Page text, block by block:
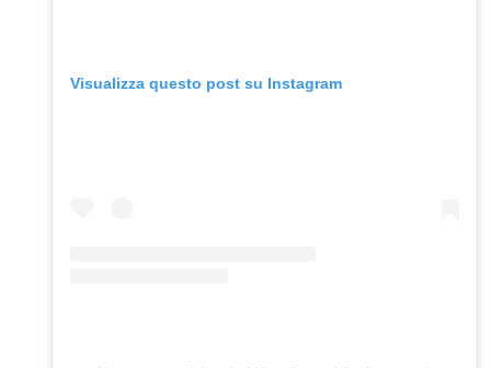
Visualizza questo post su Instagram